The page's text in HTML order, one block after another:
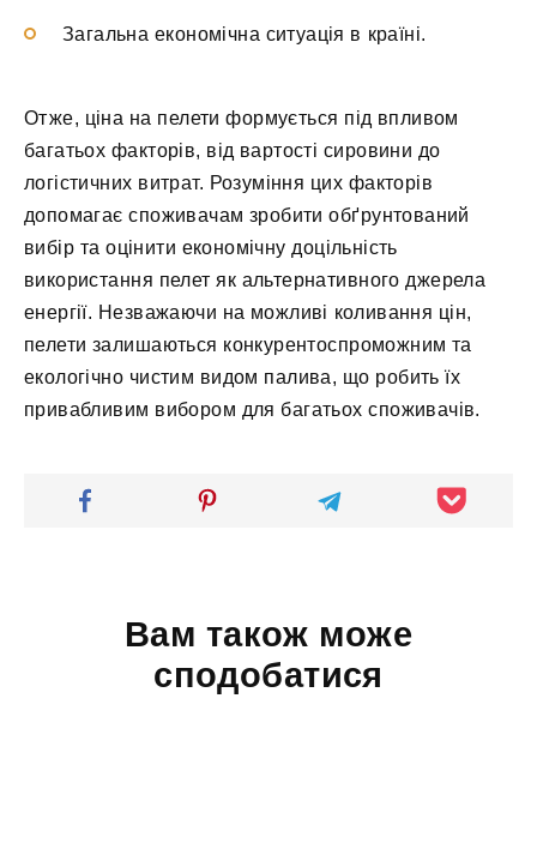
Загальна економічна ситуація в країні.
Отже, ціна на пелети формується під впливом
багатьох факторів, від вартості сировини до
логістичних витрат. Розуміння цих факторів
допомагає споживачам зробити обґрунтований
вибір та оцінити економічну доцільність
використання пелет як альтернативного джерела
енергії. Незважаючи на можливі коливання цін,
пелети залишаються конкурентоспроможним та
екологічно чистим видом палива, що робить їх
привабливим вибором для багатьох споживачів.
Вам також може
сподобатися